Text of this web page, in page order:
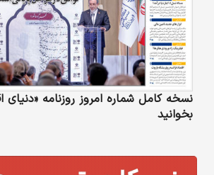
نسخه کامل شماره امروز روزنامه «دنیای‌
بخوانید